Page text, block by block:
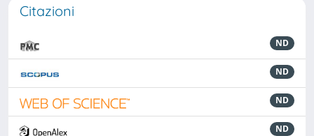
Citazioni
ND
ND
ND
ND